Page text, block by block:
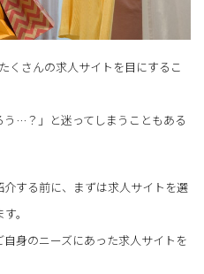
くさんの求人サイトを目にするこ
う…？」と迷ってしまうこともある
する前に、まずは求人サイトを選
。
身のニーズにあった求人サイトを